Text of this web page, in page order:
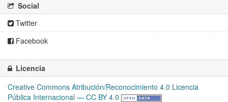
Social
Twitter
Facebook
Licencia
Creative Commons Atribución/Reconocimiento 4.0 Licencia
Pública Internacional — CC BY 4.0